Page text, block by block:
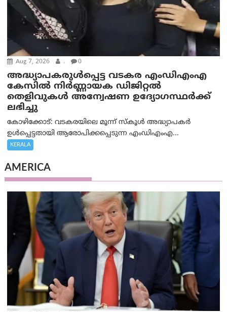
Aug 7, 2026 . 0
അദ്ധ്യാപകരുള്‍പ്പെട്ട വടകര എംഡി‌എം‌എ
കേസില്‍ നിര്‍ണ്ണായക ഡിജിറ്റല്‍
തെളിവുകള്‍ അന്വേഷണ ഉദ്യോഗസ്ഥര്‍ക്ക്
ലഭിച്ചു
കോഴിക്കോട്: വടകരയിലെ മൂന്ന് സ്കൂൾ അദ്ധ്യാപകർ
ഉൾപ്പെട്ടതായി ആരോപിക്കപ്പെടുന്ന എംഡിഎംഎ...
KERALA
AMERICA